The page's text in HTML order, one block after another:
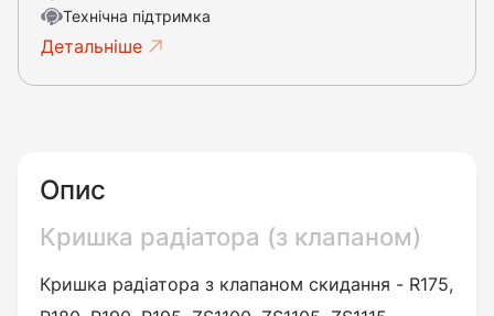
Технічна підтримка
Детальніше
Опис
Кришка радіатора (з клапаном)
Кришка радіатора з клапаном скидання - R175,